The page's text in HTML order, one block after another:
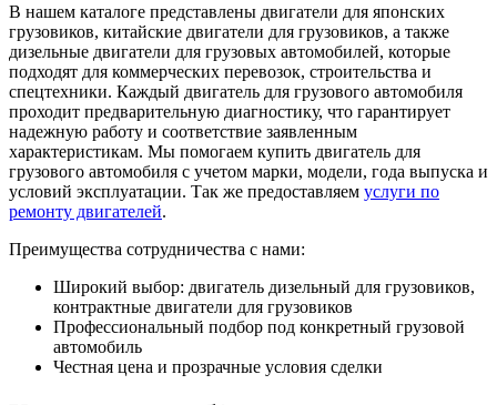
В нашем каталоге представлены двигатели для японских
грузовиков, китайские двигатели для грузовиков, а также
дизельные двигатели для грузовых автомобилей, которые
подходят для коммерческих перевозок, строительства и
спецтехники. Каждый двигатель для грузового автомобиля
проходит предварительную диагностику, что гарантирует
надежную работу и соответствие заявленным
характеристикам. Мы помогаем купить двигатель для
грузового автомобиля с учетом марки, модели, года выпуска и
условий эксплуатации. Так же предоставляем услуги по
ремонту двигателей.
Преимущества сотрудничества с нами:
Широкий выбор: двигатель дизельный для грузовиков,
контрактные двигатели для грузовиков
Профессиональный подбор под конкретный грузовой
автомобиль
Честная цена и прозрачные условия сделки